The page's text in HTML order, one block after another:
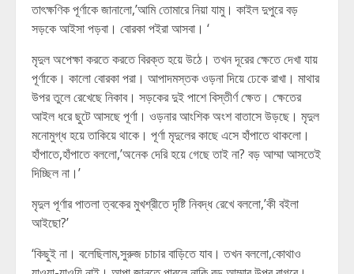
তাৎক্ষণিক পূর্ণাকে জানালো,’আমি তোমারে নিয়া যামু। কাইল দুপুরে বড়
সড়কে আইসা পড়বা। বোরকা পইরা আসবা। ‘
মৃদুল অপেক্ষা করতে করতে বিরক্ত হয়ে উঠে। তখন দূরের ক্ষেতে দেখা যায়
পূর্ণাকে। কালো বোরকা পরা। আপাদমস্তক ওড়না দিয়ে ঢেকে রাখা। মাথার
উপর তুলে রেখেছে নিকাব। সড়কের দুই পাশে বিস্তীর্ণ ক্ষেত। ক্ষেতের
আইল ধরে ছুটে আসছে পূর্ণা। ওড়নার আংশিক অংশ বাতাসে উড়ছে। মৃদুল
মনোমুগ্ধ হয়ে তাকিয়ে থাকে। পূর্ণা মৃদুলের কাছে এসে হাঁপাতে থাকলো।
হাঁপাতে,হাঁপাতে বললো,’অনেক দেরি হয়ে গেছে তাই না? বড় আম্মা আসতেই
দিচ্ছিল না।’
মৃদুল পূর্ণার পাতলা ত্বকের মুখশ্রীতে দৃষ্টি নিবদ্ধ রেখে বললো,’কী বইলা
আইছো?’
‘কিছুই না। বলেছিলাম,সুরুজ চাচার বাড়িতে যাব। তখন বললো,কোথাও